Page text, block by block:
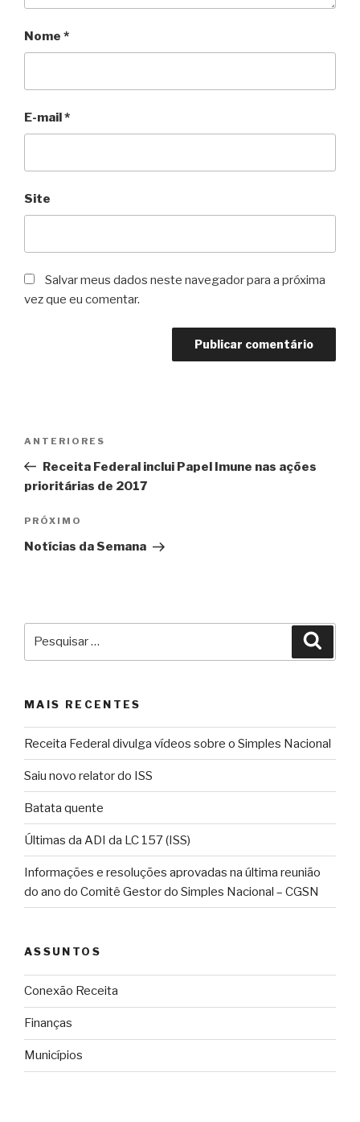
Nome *
E-mail*
Site
Salvar meus dados neste navegador para a próxima
vez que eu comentar.
Post
Post
anterior
ANTERIORES
Receita Federal inclui Papel Imune nas ações
prioritárias de 2017
Próximo
post
PRÓXIMO
Notícias da Semana
MAIS RECENTES
Receita Federal divulga vídeos sobre o Simples Nacional
Saiu novo relator do ISS
Batata quente
Últimas da ADI da LC 157 (ISS)
Informações e resoluções aprovadas na última reunião
do ano do Comitê Gestor do Simples Nacional – CGSN
ASSUNTOS
Conexão Receita
Finanças
Municípios